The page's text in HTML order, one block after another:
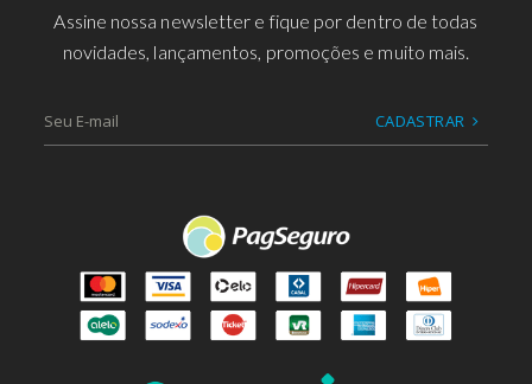
Assine nossa newsletter e fique por dentro de todas
novidades, lançamentos, promoções e muito mais.
CADASTRAR